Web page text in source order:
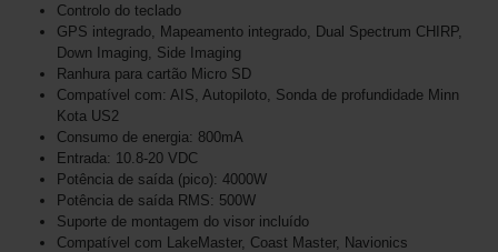
Controlo do teclado
GPS integrado, Mapeamento integrado, Dual Spectrum CHIRP,
Down Imaging, Side Imaging
Ranhura para cartão Micro SD
Compatível com: AIS, Autopiloto, Sonda de profundidade Minn
Kota US2
Consumo de energia: 800mA
Entrada: 10.8-20 VDC
Potência de saída (pico): 4000W
Potência de saída RMS: 500W
Suporte de montagem do visor incluído
Compatível com LakeMaster, Coast Master, Navionics